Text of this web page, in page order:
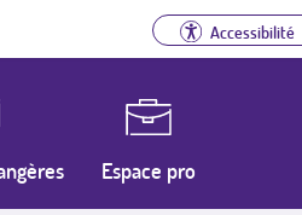
Accessibilité
Espace pro